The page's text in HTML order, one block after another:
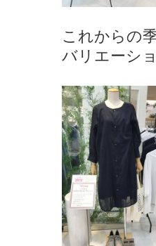
これからの
バリエーシ